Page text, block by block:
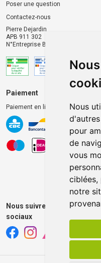
Nous
pour
de
vous
ciblées,
notre
Poser une question
Contactez-nous
Pierre Dejardin
APB 911 302
N°Entreprise BE0446.901.764
Paiement
Paiement en ligne 100% sécurisé
Nous suivre sur les réseaux
sociaux